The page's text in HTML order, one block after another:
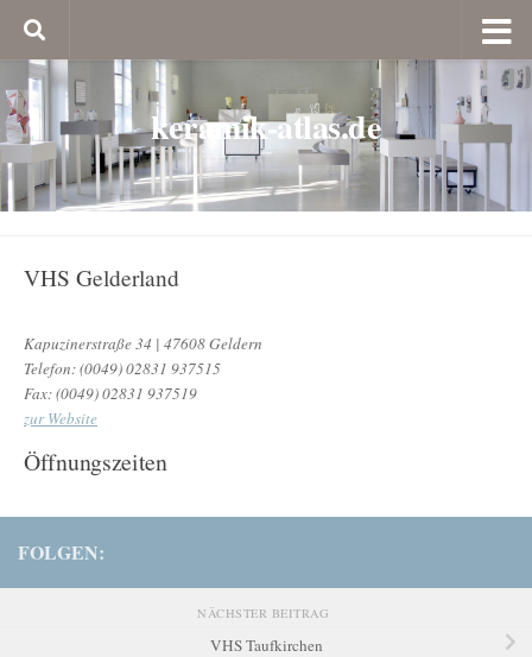
keramik-atlas.de
VHS Gelderland
Kapuzinerstraße 34 | 47608 Geldern
Telefon: (0049) 02831 937515
Fax: (0049) 02831 937519
zur Website
Öffnungszeiten
FOLGEN:
NÄCHSTER BEITRAG
VHS Taufkirchen